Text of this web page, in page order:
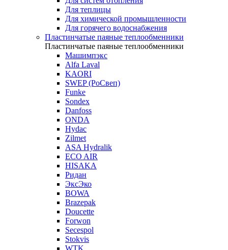
Для теплицы
Для химической промышленности
Для горячего водоснабжения
Пластинчатые паяные теплообменники
Пластинчатые паяные теплообменники
Машимпэкс
Alfa Laval
KAORI
SWEP (РоСвеп)
Funke
Sondex
Danfoss
ONDA
Hydac
Zilmet
ASA Hydralik
ECO AIR
HISAKA
Ридан
ЭксЭко
BOWA
Brazepak
Doucette
Forwon
Secespol
Stokvis
WTK